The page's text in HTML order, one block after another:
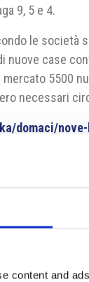
content and
9, 5 e 4.
le società
nuove case
5500
necessari
domaci/